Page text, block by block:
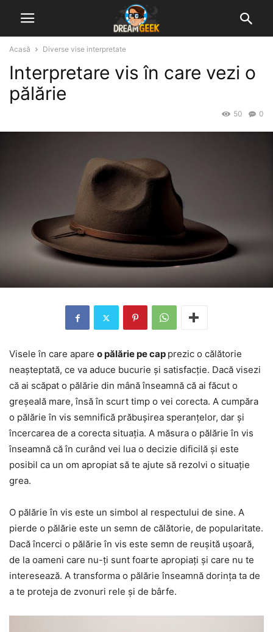
Acasă Diverse vise interpretate
Interpretare vis în care vezi o
pălărie
0
50
Visele în care apare o pălărie pe cap prezic o călătorie
neașteptată, ce va aduce bucurie și satisfacție. Dacă visezi
că ai scăpat o pălărie din mână înseamnă că ai făcut o
greșeală mare, însă în scurt timp o vei corecta. A cumpăra
o pălărie în vis semnifică prăbușirea speranțelor, dar și
încercarea de a corecta situația. A măsura o pălărie în vis
înseamnă că în curând vei lua o decizie dificilă și este
posibil ca un om apropiat să te ajute să rezolvi o situație
grea.
O pălărie în vis este un simbol al respectului de sine. A
pierde o pălărie este un semn de călătorie, de popularitate.
Dacă încerci o pălărie în vis este semn de reușită ușoară,
de la oameni care nu-ți sunt foarte apropiați și care nu te
interesează. A transforma o pălărie înseamnă dorința ta de
a te proteja de zvonuri rele și de bârfe.